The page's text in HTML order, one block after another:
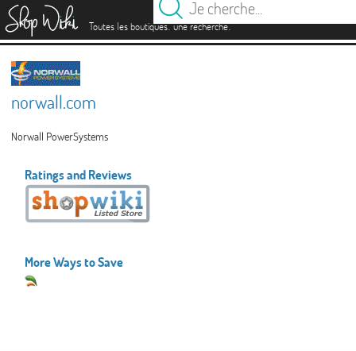
Toutes les boutiques.une recherche.
norwall.com
Norwall PowerSystems
Ratings and Reviews
More Ways to Save